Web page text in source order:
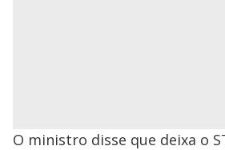
O ministro disse que deixa o